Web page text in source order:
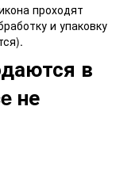
проходят
и упаковку
в
не